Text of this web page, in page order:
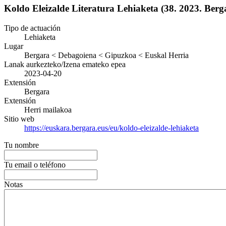
Koldo Eleizalde Literatura Lehiaketa (38. 2023.
Tipo de actuación
Lehiaketa
Lugar
Bergara < Debagoiena < Gipuzkoa < Euskal Herria
Lanak aurkezteko/Izena emateko epea
2023-04-20
Extensión
Bergara
Extensión
Herri mailakoa
Sitio web
https://euskara.bergara.eus/eu/koldo-eleizalde-lehiaketa
Tu nombre
Tu email o teléfono
Notas